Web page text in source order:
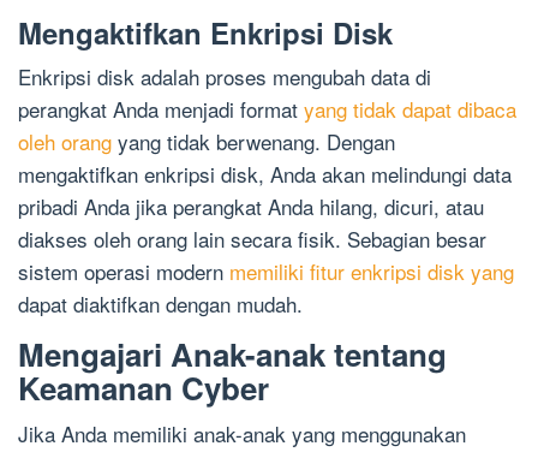
Mengaktifkan Enkripsi Disk
Enkripsi disk adalah proses mengubah data di
perangkat Anda menjadi format yang tidak dapat dibaca
oleh orang yang tidak berwenang. Dengan
mengaktifkan enkripsi disk, Anda akan melindungi data
pribadi Anda jika perangkat Anda hilang, dicuri, atau
diakses oleh orang lain secara fisik. Sebagian besar
sistem operasi modern memiliki fitur enkripsi disk yang
dapat diaktifkan dengan mudah.
Mengajari Anak-anak tentang
Keamanan Cyber
Jika Anda memiliki anak-anak yang menggunakan